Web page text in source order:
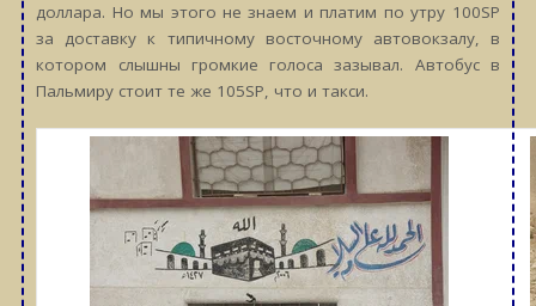
доллара. Но мы этого не знаем и платим по утру 100SP
за доставку к типичному восточному автовокзалу, в
котором слышны громкие голоса зазывал. Автобус в
Пальмиру стоит те же 105SP, что и такси.